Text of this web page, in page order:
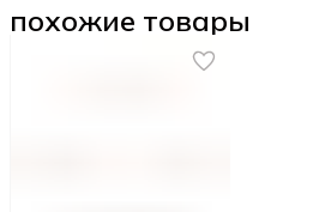
похожие товары